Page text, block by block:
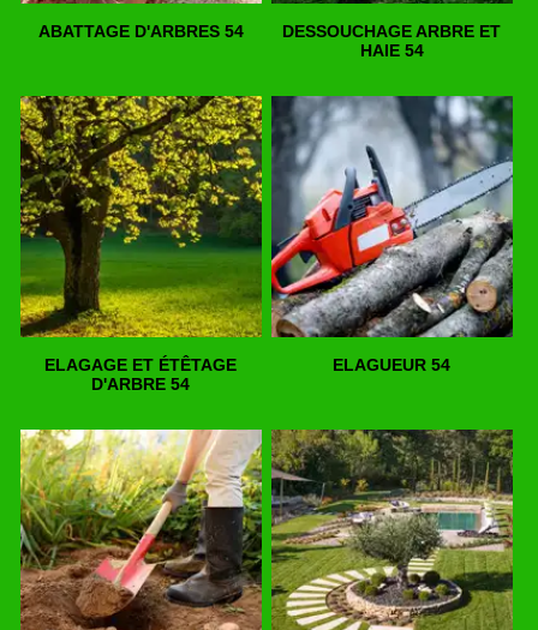
ABATTAGE D'ARBRES 54
DESSOUCHAGE ARBRE ET
HAIE 54
ELAGAGE ET ÉTÊTAGE
D'ARBRE 54
ELAGUEUR 54